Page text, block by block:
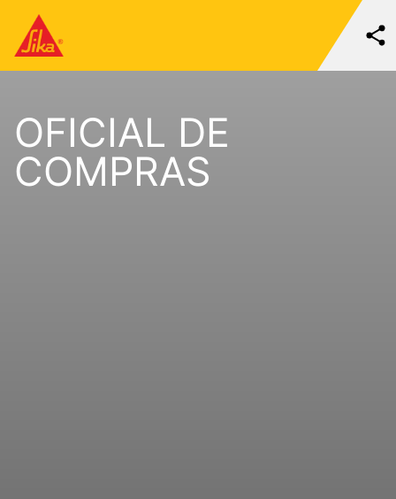
OFICIAL DE
COMPRAS